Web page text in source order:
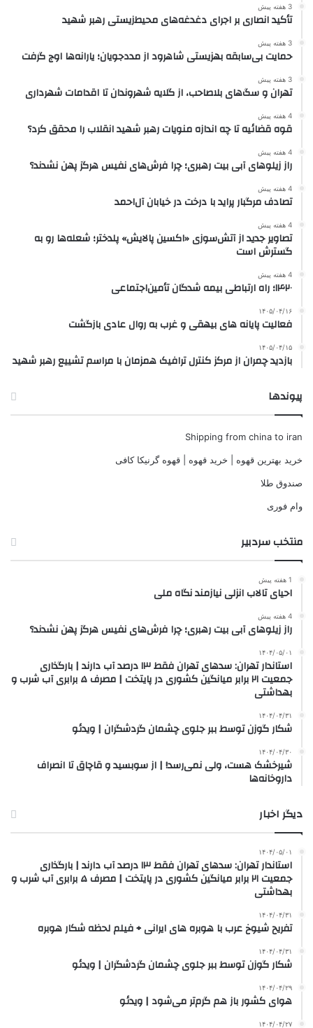
3 هفته پیش
تأکید انصاری بر اجرای دغدغه‌های محیط‌زیستی رهبر شهید
3 هفته پیش
حمایت بی‌سابقه بهزیستی شاهرود از مددجویان؛ یارانه‌ها اوج گرفت
3 هفته پیش
تهران و سگ‌های بلاصاحب، از گلایه شهروندان تا اقدامات شهرداری
4 هفته پیش
قوه قضائیه تا چه اندازه منویات رهبر شهید انقلاب را محقق کرد؟
4 هفته پیش
راز زیلوهای آبی بیت رهبری؛ چرا فرش‌های نفیس هرگز پهن نشدند؟
4 هفته پیش
تصادف مرگبار پراید با درخت در خیابان آل‌احمد
4 هفته پیش
تصاویر جدید از آتش‌سوزی «اکسین پالایش» پلدختر؛ شعله‌ها رو به
گسترش است
4 هفته پیش
۱۴۲۰؛ راه ارتباطی بیمه شدگان تأمین‌اجتماعی
۱۴۰۵/۰۴/۱۶
فعالیت پایانه های بیهقی و غرب به روال عادی بازگشت
۱۴۰۵/۰۴/۱۵
بازدید چمران از مرکز کنترل ترافیک همزمان با مراسم تشییع رهبر شهید
پیوندها
Shipping from china to iran
خرید بهترین قهوه | خرید قهوه | قهوه گرنیکا کافی
صندوق طلا
وام فوری
منتخب سردبیر
1 هفته پیش
احیای تالاب انزلی نیازمند نگاه ملی
4 هفته پیش
راز زیلوهای آبی بیت رهبری؛ چرا فرش‌های نفیس هرگز پهن نشدند؟
۱۴۰۴/۰۵/۰۱
استاندار تهران: سدهای تهران فقط ۱۳ درصد آب دارند | بارگذاری
جمعیت ۲۱ برابر میانگین کشوری در پایتخت | مصرف ۵ برابری آب شرب و
بهداشتی
۱۴۰۴/۰۴/۳۱
شکار گوزن توسط ببر جلوی چشمان گردشگران | ویدئو
۱۴۰۴/۰۴/۳۰
شیرخشک هست، ولی نمی‌رسد! | از سوبسید و قاچاق تا انصراف
داروخانه‌ها
دیگر اخبار
۱۴۰۴/۰۵/۰۱
استاندار تهران: سدهای تهران فقط ۱۳ درصد آب دارند | بارگذاری
جمعیت ۲۱ برابر میانگین کشوری در پایتخت | مصرف ۵ برابری آب شرب و
بهداشتی
۱۴۰۴/۰۴/۳۱
تفریح شیوخ عرب با هوبره‌ های ایرانی + فیلم لحظه شکار هوبره
۱۴۰۴/۰۴/۳۱
شکار گوزن توسط ببر جلوی چشمان گردشگران | ویدئو
۱۴۰۴/۰۴/۲۹
هوای کشور باز هم گرم‌تر می‌شود | ویدئو
۱۴۰۴/۰۴/۲۷